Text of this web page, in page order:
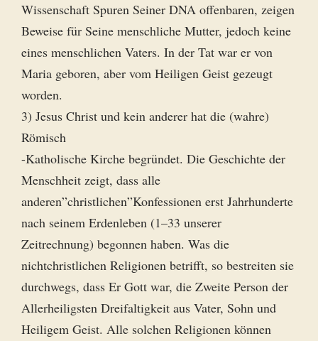
Wissenschaft Spuren Seiner DNA offenbaren, zeigen
Beweise für Seine menschliche Mutter, jedoch keine
eines menschlichen Vaters. In der Tat war er von
Maria geboren, aber vom Heiligen Geist gezeugt
worden.
3) Jesus Christ und kein anderer hat die (wahre)
Römisch
-Katholische Kirche begründet. Die Geschichte der
Menschheit zeigt, dass alle
anderen”christlichen”Konfessionen erst Jahrhunderte
nach seinem Erdenleben (1–33 unserer
Zeitrechnung) begonnen haben. Was die
nichtchristlichen Religionen betrifft, so bestreiten sie
durchwegs, dass Er Gott war, die Zweite Person der
Allerheiligsten Dreifaltigkeit aus Vater, Sohn und
Heiligem Geist. Alle solchen Religionen können